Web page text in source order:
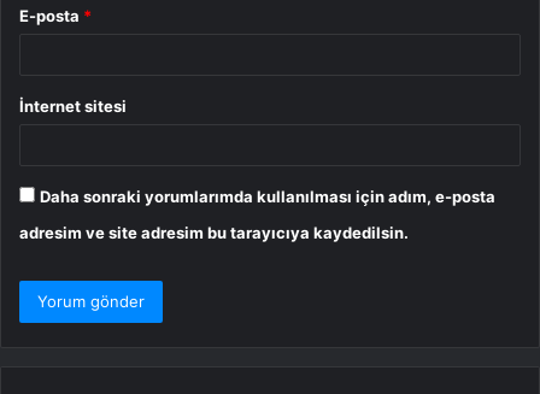
E-posta *
İnternet sitesi
Daha sonraki yorumlarımda kullanılması için adım, e-posta
adresim ve site adresim bu tarayıcıya kaydedilsin.